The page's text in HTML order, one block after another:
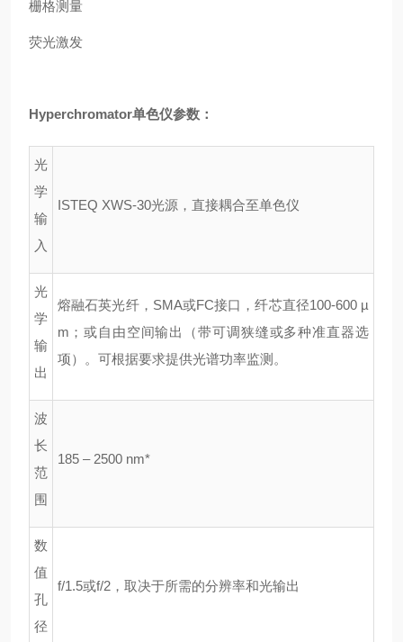
栅格测量
荧光激发
Hyperchromator单色仪参数：
光
学
输
入
ISTEQ XWS-30光源，直接耦合至单色仪
光
学
输
出
熔融石英光纤，SMA或FC接口，纤芯直径100-600 µ
m；或自由空间输出（带可调狭缝或多种准直器选
项）。可根据要求提供光谱功率监测。
波
长
范
围
185 – 2500 nm*
数
值
孔
径
f/1.5或f/2，取决于所需的分辨率和光输出